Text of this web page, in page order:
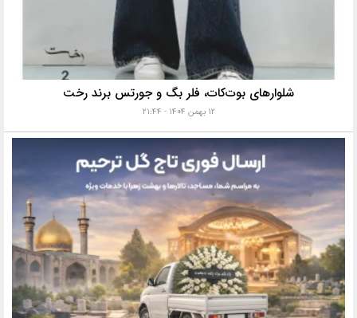
شلوارهای بوت‌کات، فلر بگ و جورتس برند رخت
۱۲ بهمن ۱۴۰۴ - ۲۱:۴۴